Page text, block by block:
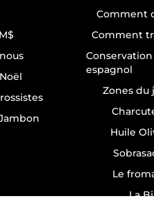
Comment
Comment
espagnol
Zones du
Huile
Le
La